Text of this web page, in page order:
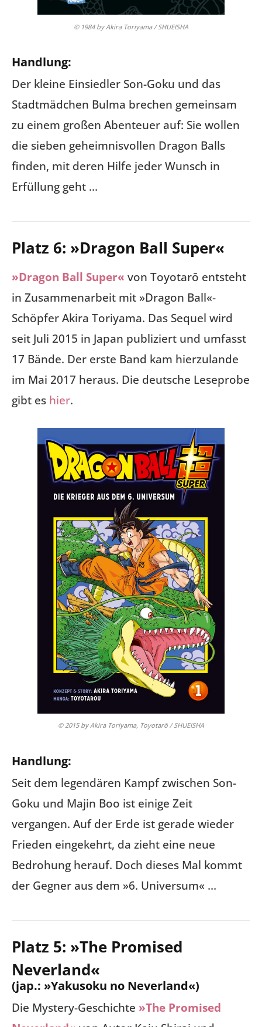
© 1984 by Akira Toriyama / SHUEISHA
Handlung:
Der kleine Einsiedler Son-Goku und das
Stadtmädchen Bulma brechen gemeinsam
zu einem großen Abenteuer auf: Sie wollen
die sieben geheimnisvollen Dragon Balls
finden, mit deren Hilfe jeder Wunsch in
Erfüllung geht …
Platz 6: »Dragon Ball Super«
»Dragon Ball Super« von Toyotarō entsteht
in Zusammenarbeit mit »Dragon Ball«-
Schöpfer Akira Toriyama. Das Sequel wird
seit Juli 2015 in Japan publiziert und umfasst
17 Bände. Der erste Band kam hierzulande
im Mai 2017 heraus. Die deutsche Leseprobe
gibt es hier.
© 2015 by Akira Toriyama, Toyotarō / SHUEISHA
Handlung:
Seit dem legendären Kampf zwischen Son-
Goku und Majin Boo ist einige Zeit
vergangen. Auf der Erde ist gerade wieder
Frieden eingekehrt, da zieht eine neue
Bedrohung herauf. Doch dieses Mal kommt
der Gegner aus dem »6. Universum« …
Platz 5: »The Promised
Neverland«
(jap.: »Yakusoku no Neverland«)
Die Mystery-Geschichte »The Promised